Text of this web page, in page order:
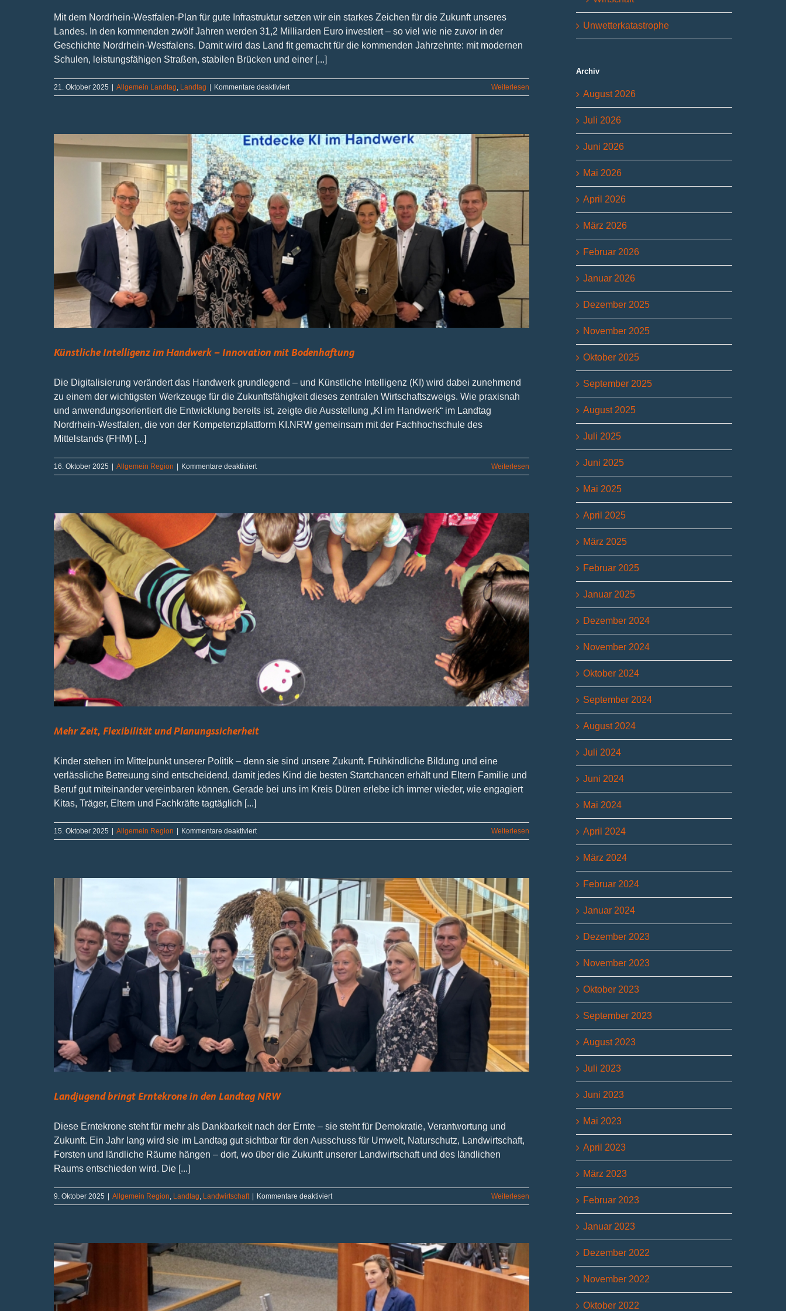
Mit dem Nordrhein-Westfalen-Plan für gute Infrastruktur setzen wir ein starkes Zeichen für die Zukunft unseres
Landes. In den kommenden zwölf Jahren werden 31,2 Milliarden Euro investiert – so viel wie nie zuvor in der
Geschichte Nordrhein-Westfalens. Damit wird das Land fit gemacht für die kommenden Jahrzehnte: mit modernen
Schulen, leistungsfähigen Straßen, stabilen Brücken und einer [...]
21. Oktober 2025 Allgemein Landtag, Landtag Kommentare deaktiviertfür
Nordrhein-
gute
Infrastruktur:
Größtes
Investitionsprogramm
der
Landesgeschichte
gestartet
Weiterlesen
Künstliche Intelligenz im Handwerk – Innovation mit Bodenhaftung
Die Digitalisierung verändert das Handwerk grundlegend – und Künstliche Intelligenz (KI) wird dabei zunehmend
zu einem der wichtigsten Werkzeuge für die Zukunftsfähigkeit dieses zentralen Wirtschaftszweigs. Wie praxisnah
und anwendungsorientiert die Entwicklung bereits ist, zeigte die Ausstellung „KI im Handwerk“ im Landtag
Nordrhein-Westfalen, die von der Kompetenzplattform KI.NRW gemeinsam mit der Fachhochschule des
Mittelstands (FHM) [...]
16. Oktober 2025 | Allgemein Region | Kommentare deaktiviertfür
Künstliche
–
Innovation
mit
Bodenhaftung
Weiterlesen
Mehr Zeit, Flexibilität und Planungssicherheit
Kinder stehen im Mittelpunkt unserer Politik – denn sie sind unsere Zukunft. Frühkindliche Bildung und eine
verlässliche Betreuung sind entscheidend, damit jedes Kind die besten Startchancen erhält und Eltern Familie und
Beruf gut miteinander vereinbaren können. Gerade bei uns im Kreis Düren erlebe ich immer wieder, wie engagiert
Kitas, Träger, Eltern und Fachkräfte tagtäglich [...]
15. Oktober 2025 Allgemein Region Kommentare deaktiviertfür
Mehr
Planungssicherheit
Weiterlesen
Landjugend bringt Erntekrone in den Landtag NRW
Diese Erntekrone steht für mehr als Dankbarkeit nach der Ernte – sie steht für Demokratie, Verantwortung und
Zukunft. Ein Jahr lang wird sie im Landtag gut sichtbar für den Ausschuss für Umwelt, Naturschutz, Landwirtschaft,
Forsten und ländliche Räume hängen – dort, wo über die Zukunft unserer Landwirtschaft und des ländlichen
Raums entschieden wird. Die [...]
9. Oktober 2025 Allgemein Region, Landtag, Landwirtschaft Kommentare deaktiviertfür
Landjugend
den
Landtag
NRW
Weiterlesen
Unwetterkatastrophe
Archiv
August 2026
Juli 2026
Juni 2026
Mai 2026
April 2026
März 2026
Februar 2026
Januar 2026
Dezember 2025
November 2025
Oktober 2025
September 2025
August 2025
Juli 2025
Juni 2025
Mai 2025
April 2025
März 2025
Februar 2025
Januar 2025
Dezember 2024
November 2024
Oktober 2024
September 2024
August 2024
Juli 2024
Juni 2024
Mai 2024
April 2024
März 2024
Februar 2024
Januar 2024
Dezember 2023
November 2023
Oktober 2023
September 2023
August 2023
Juli 2023
Juni 2023
Mai 2023
April 2023
März 2023
Februar 2023
Januar 2023
Dezember 2022
November 2022
Oktober 2022